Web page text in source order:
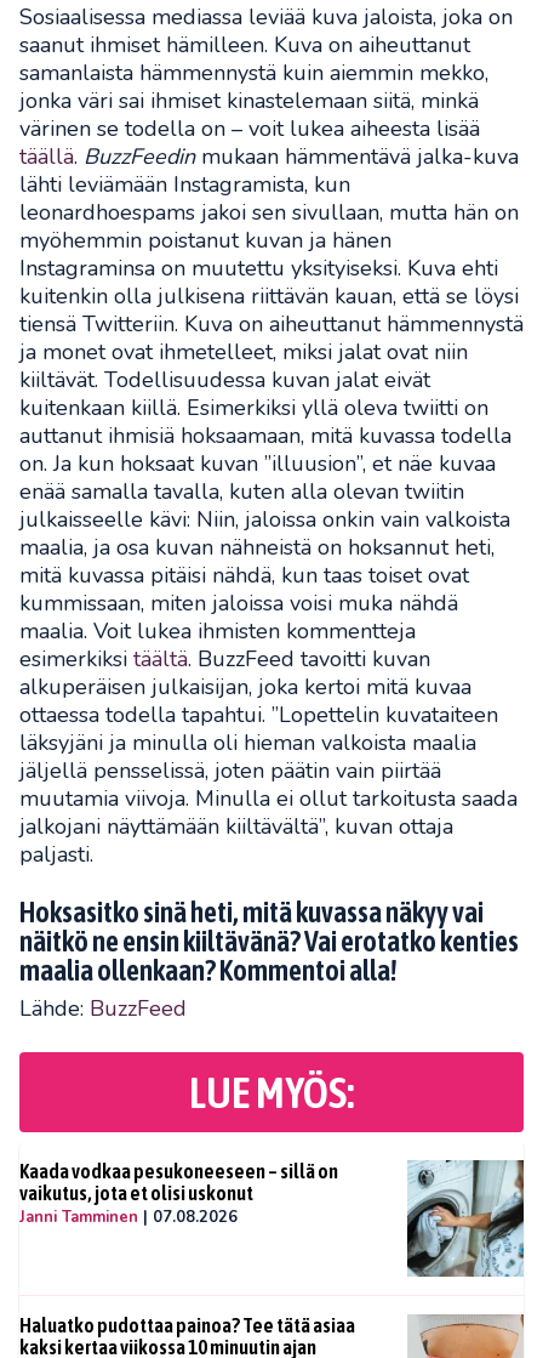
Sosiaalisessa mediassa leviää kuva jaloista, joka on
saanut ihmiset hämilleen. Kuva on aiheuttanut
samanlaista hämmennystä kuin aiemmin mekko,
jonka väri sai ihmiset kinastelemaan siitä, minkä
värinen se todella on – voit lukea aiheesta lisää
täällä. BuzzFeedinmukaan hämmentävä jalka-kuva
lähti leviämään Instagramista, kun
leonardhoespams jakoi sen sivullaan, mutta hän on
myöhemmin poistanut kuvan ja hänen
Instagraminsa on muutettu yksityiseksi. Kuva ehti
kuitenkin olla julkisena riittävän kauan, että se löysi
tiensä Twitteriin. Kuva on aiheuttanut hämmennystä
ja monet ovat ihmetelleet, miksi jalat ovat niin
kiiltävät. Todellisuudessa kuvan jalat eivät
kuitenkaan kiillä. Esimerkiksi yllä oleva twiitti on
auttanut ihmisiä hoksaamaan, mitä kuvassa todella
on. Ja kun hoksaat kuvan ”illuusion”, et näe kuvaa
enää samalla tavalla, kuten alla olevan twiitin
julkaisseelle kävi: Niin, jaloissa onkin vain valkoista
maalia, ja osa kuvan nähneistä on hoksannut heti,
mitä kuvassa pitäisi nähdä, kun taas toiset ovat
kummissaan, miten jaloissa voisi muka nähdä
maalia. Voit lukea ihmisten kommentteja
esimerkiksi täältä. BuzzFeed tavoitti kuvan
alkuperäisen julkaisijan, joka kertoi mitä kuvaa
ottaessa todella tapahtui. ”Lopettelin kuvataiteen
läksyjäni ja minulla oli hieman valkoista maalia
jäljellä pensselissä, joten päätin vain piirtää
muutamia viivoja. Minulla ei ollut tarkoitusta saada
jalkojani näyttämään kiiltävältä”, kuvan ottaja
paljasti.
Hoksasitko sinä heti, mitä kuvassa näkyy vai
näitkö ne ensin kiiltävänä? Vai erotatko kenties
maalia ollenkaan? Kommentoi alla!
Lähde: BuzzFeed
LUE MYÖS:
Kaada vodkaa pesukoneeseen – sillä on
vaikutus, jota et olisi uskonut
Janni Tamminen | 07.08.2026
Haluatko pudottaa painoa? Tee tätä asiaa
kaksi kertaa viikossa 10 minuutin ajan